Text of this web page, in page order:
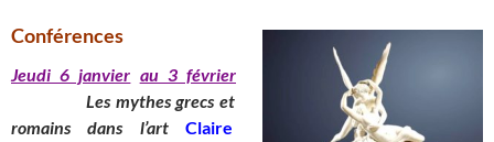
Conférences
Jeudi 6 janvier au 3 février
Les mythes grecs et
romains dans l’art Claire